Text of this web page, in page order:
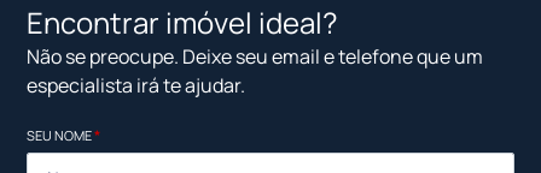
Encontrar imóvel ideal?
Não se preocupe. Deixe seu email e telefone que um
especialista irá te ajudar.
SEU NOME*